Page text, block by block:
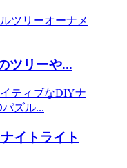
ツリーや...
イトライト